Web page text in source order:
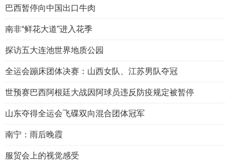
巴西暂停向中国出口牛肉
南非“鲜花大道”进入花季
探访五大连池世界地质公园
全运会蹦床团体决赛：山西女队、江苏男队夺冠
世预赛巴西阿根廷大战因阿球员违反防疫规定被暂停
山东夺得全运会飞碟双向混合团体冠军
南宁：雨后晚霞
服贸会上的视觉感受